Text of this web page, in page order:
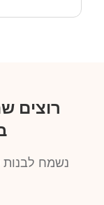
רוצים
נשמח לבנות